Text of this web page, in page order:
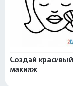
Создай красивый
макияж